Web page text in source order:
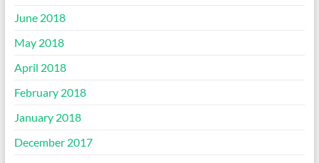
June 2018
May 2018
April 2018
February 2018
January 2018
December 2017